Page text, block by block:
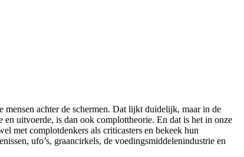
achter de schermen. Dat lijkt duidelijk, maar in de
uitvoerde, is dan ook complottheorie. En dat is het in onze
met complotdenkers als criticasters en bekeek hun
ufo’s, graancirkels, de voedingsmiddelenindustrie en